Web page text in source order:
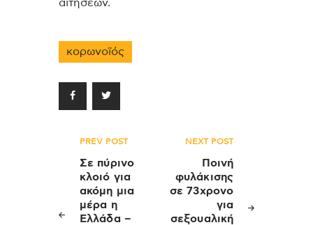
αιτήσεων.
κορωνοϊός
Πλοήγηση
άρθρων
PREV POST
Σε πύρινο
κλοιό για
ακόμη μια
μέρα η
Ελλάδα –
NEXT POST
Ποινή
φυλάκισης
σε 73χρονο
για
σεξουαλική